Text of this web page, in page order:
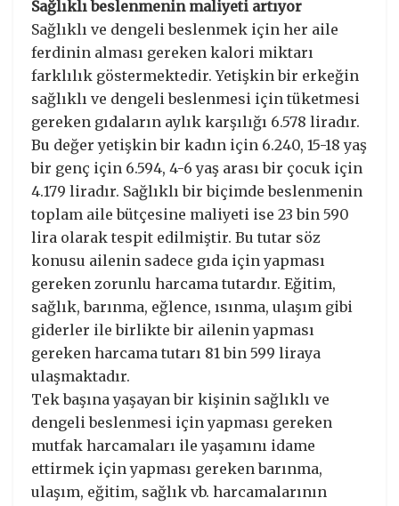
Sağlıklı beslenmenin maliyeti artıyor
Sağlıklı ve dengeli beslenmek için her aile
ferdinin alması gereken kalori miktarı
farklılık göstermektedir. Yetişkin bir erkeğin
sağlıklı ve dengeli beslenmesi için tüketmesi
gereken gıdaların aylık karşılığı 6.578 liradır.
Bu değer yetişkin bir kadın için 6.240, 15-18 yaş
bir genç için 6.594, 4-6 yaş arası bir çocuk için
4.179 liradır. Sağlıklı bir biçimde beslenmenin
toplam aile bütçesine maliyeti ise 23 bin 590
lira olarak tespit edilmiştir. Bu tutar söz
konusu ailenin sadece gıda için yapması
gereken zorunlu harcama tutardır. Eğitim,
sağlık, barınma, eğlence, ısınma, ulaşım gibi
giderler ile birlikte bir ailenin yapması
gereken harcama tutarı 81 bin 599 liraya
ulaşmaktadır.
Tek başına yaşayan bir kişinin sağlıklı ve
dengeli beslenmesi için yapması gereken
mutfak harcamaları ile yaşamını idame
ettirmek için yapması gereken barınma,
ulaşım, eğitim, sağlık vb. harcamalarının